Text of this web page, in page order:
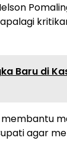
Baru di
membantu
agar